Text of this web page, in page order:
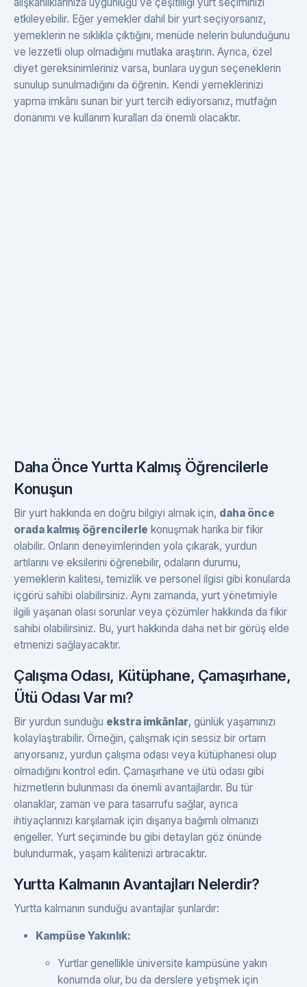
etkileyebilir. Eğer yemekler dahil bir yurt seçiyorsanız,
yemeklerin ne sıklıkla çıktığını, menüde nelerin bulunduğunu
ve lezzetli olup olmadığını mutlaka araştırın. Ayrıca, özel
diyet gereksinimleriniz varsa, bunlara uygun seçeneklerin
sunulup sunulmadığını da öğrenin. Kendi yemeklerinizi
yapma imkânı sunan bir yurt tercih ediyorsanız, mutfağın
donanımı ve kullanım kuralları da önemli olacaktır.
Daha Önce Yurtta Kalmış Öğrencilerle
Konuşun
Bir yurt hakkında en doğru bilgiyi almak için, daha önce
orada kalmış öğrencilerle konuşmak harika bir fikir
olabilir. Onların deneyimlerinden yola çıkarak, yurdun
artılarını ve eksilerini öğrenebilir, odaların durumu,
yemeklerin kalitesi, temizlik ve personel ilgisi gibi konularda
içgörü sahibi olabilirsiniz. Aynı zamanda, yurt yönetimiyle
ilgili yaşanan olası sorunlar veya çözümler hakkında da fikir
sahibi olabilirsiniz. Bu, yurt hakkında daha net bir görüş elde
etmenizi sağlayacaktır.
Çalışma Odası, Kütüphane, Çamaşırhane,
Ütü Odası Var mı?
Bir yurdun sunduğu ekstra imkânlar, günlük yaşamınızı
kolaylaştırabilir. Örneğin, çalışmak için sessiz bir ortam
arıyorsanız, yurdun çalışma odası veya kütüphanesi olup
olmadığını kontrol edin. Çamaşırhane ve ütü odası gibi
hizmetlerin bulunması da önemli avantajlardır. Bu tür
olanaklar, zaman ve para tasarrufu sağlar, ayrıca
ihtiyaçlarınızı karşılamak için dışarıya bağımlı olmanızı
engeller. Yurt seçiminde bu gibi detayları göz önünde
bulundurmak, yaşam kalitenizi artıracaktır.
Yurtta Kalmanın Avantajları Nelerdir?
Yurtta kalmanın sunduğu avantajlar şunlardır:
Kampüse Yakınlık:
Yurtlar genellikle üniversite kampüsüne yakın
konumda olur, bu da derslere yetişmek için